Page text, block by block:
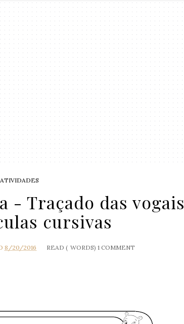
ATIVIDADES
- Traçado das vogais
cursivas
8/20/2016 READ ( WORDS) 1 COMMENT